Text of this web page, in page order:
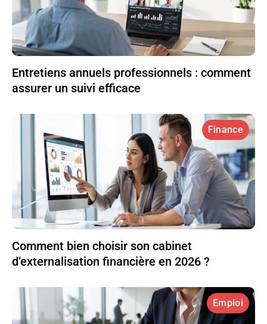
Entretiens annuels professionnels : comment
assurer un suivi efficace
Finance
Comment bien choisir son cabinet
d’externalisation financière en 2026 ?
Emploi